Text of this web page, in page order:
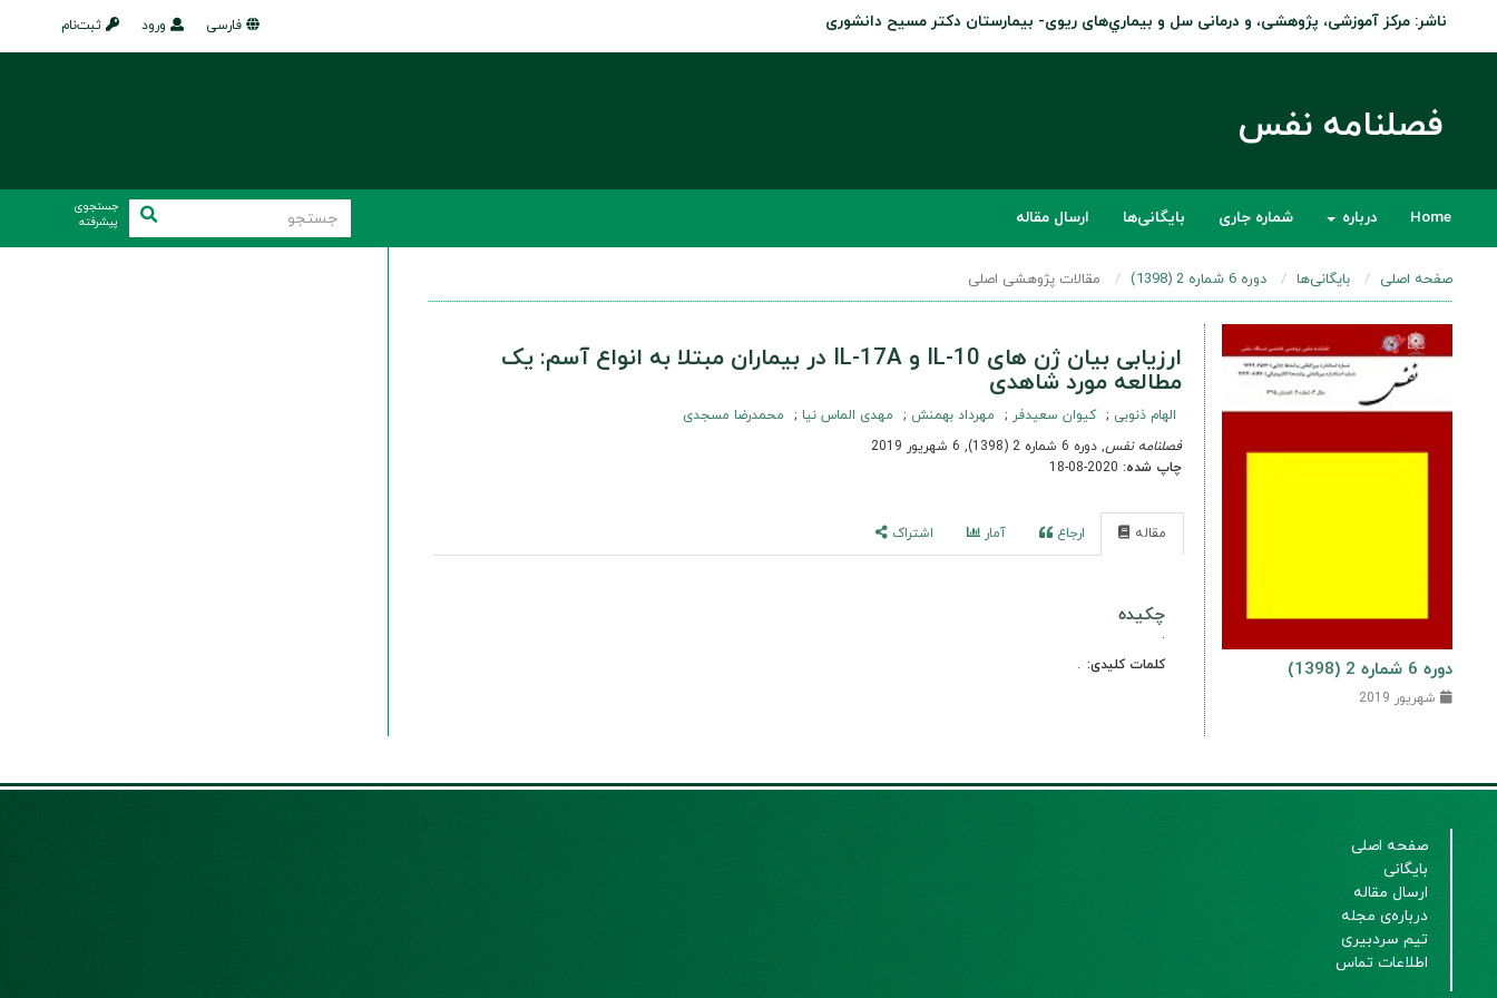
ناشر: مرکز آموزشی، پژوهشی، و درمانی سل و بيماري‌های ريوی- بيمارستان دکتر مسيح دانشوری ثبت‌نام ورود فارسی
فصلنامه نفس
Home درباره شماره جاری بایگانی‌ها ارسال مقاله
جستجوی
پیشرفته
صفحه اصلی بایگانی‌ها دوره 6 شماره 2 (1398) مقالات پژوهشی اصلی
دوره 6 شماره 2 (1398)
شهریور 2019
ارزیابی بیان ژن های IL-10 و IL-17A در بیماران مبتلا به انواع آسم: یک
مطالعه مورد شاهدی
الهام ذنوبی کیوان سعیدفر مهرداد بهمنش مهدی الماس نیا
محمدرضا مسجدی
فصلنامه نفس, دوره 6 شماره 2 (1398), 6 شهریور 2019
چاپ شده:2020-08-18
مقاله ارجاع آمار اشتراک
چکیده
.
کلمات کلیدی: .
صفحه اصلی
بایگانی
ارسال مقاله
درباره‌ی مجله
تیم سردبیری
اطلاعات تماس